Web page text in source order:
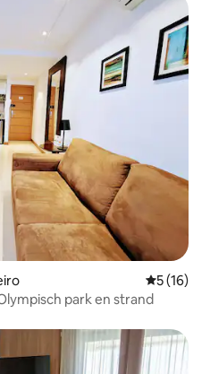
5 (16)
park en strand